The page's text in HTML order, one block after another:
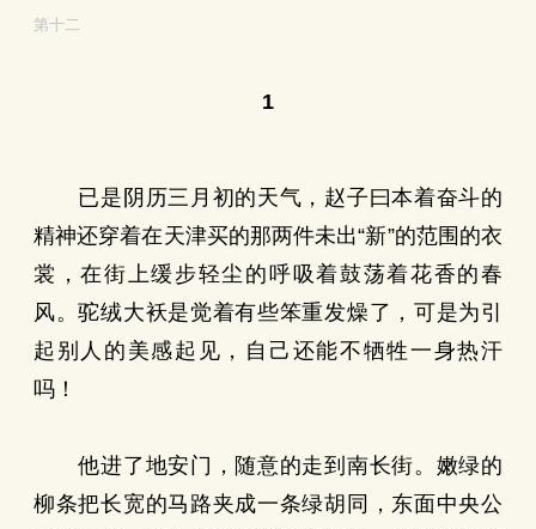
第十二
1
已是阴历三月初的天气，赵子曰本着奋斗的
精神还穿着在天津买的那两件未出“新”的范围的衣
裳，在街上缓步轻尘的呼吸着鼓荡着花香的春
风。驼绒大袄是觉着有些笨重发燥了，可是为引
起别人的美感起见，自己还能不牺牲一身热汗
吗！
他进了地安门，随意的走到南长街。嫩绿的
柳条把长宽的马路夹成一条绿胡同，东面中央公